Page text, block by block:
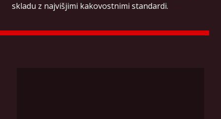
skladu z najvišjimi kakovostnimi standardi.